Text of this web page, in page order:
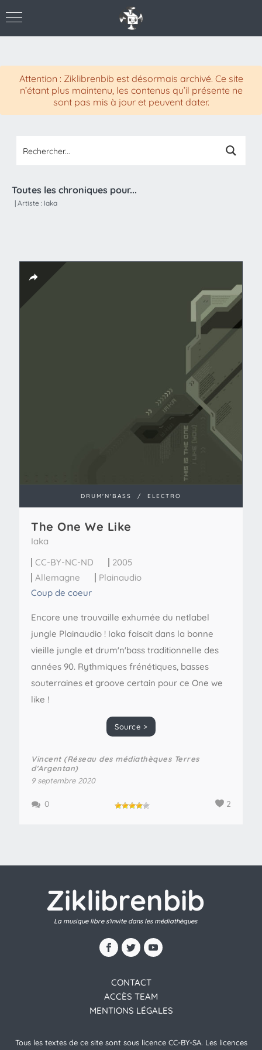
Attention : Ziklibrenbib est désormais archivé. Ce site
n’étant plus maintenu, les contenus qu’il présente ne
sont pas mis à jour et peuvent dater.
Toutes les chroniques pour...
| Artiste : Iaka
DRUM'N'BASS / ELECTRO
The One We Like
Iaka
CC-BY-NC-ND
2005
Allemagne
Plainaudio
Coup de coeur
Encore une trouvaille exhumée du netlabel
jungle Plainaudio ! Iaka faisait dans la bonne
vieille jungle et drum'n'bass traditionnelle des
années 90. Rythmiques frénétiques, basses
souterraines et groove certain pour ce One we
like !
Source >
Vincent (Réseau des médiathèques Terres
d'Argentan)
9 septembre 2020
2
0
Ziklibrenbib
La musique libre s'invite dans les médiathèques
CONTACT
ACCÈS TEAM
MENTIONS LÉGALES
Tous les textes de ce site sont sous licence CC-BY-SA. Les licences